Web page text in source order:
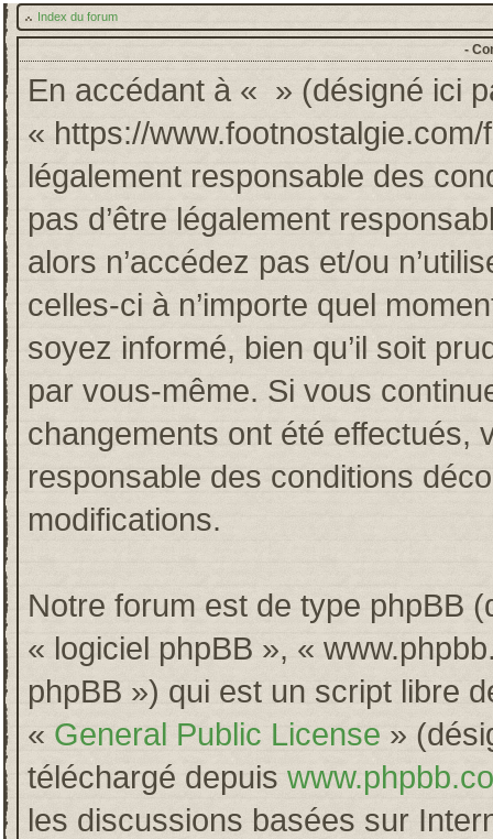
Index du forum
-
En accédant à « » (désigné ici
« https://
légalement responsable des
pas d’être légalement
alors n’accédez pas et/ou
celles-ci à n’importe quel
soyez informé, bien qu’il soit
par vous-même. Si vous
changements ont été effectués,
responsable des conditions
modifications.
Notre forum est de type phpBB
« logiciel phpBB », «
phpBB ») qui est un script libre
« General Public License »
téléchargé depuis
les discussions basées sur